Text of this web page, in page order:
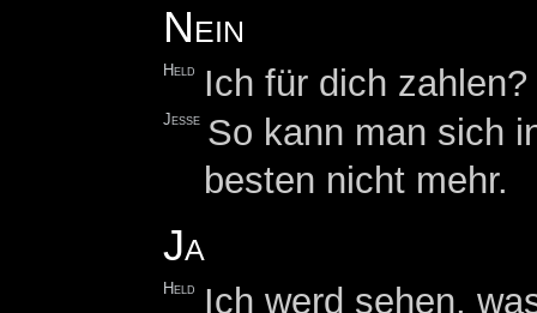
Nein
Held Ich für dich
Jesse So kann man sich
besten nicht mehr.
Ja
Held Ich werd sehen,